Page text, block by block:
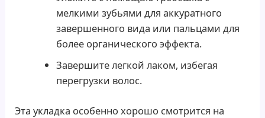
мелкими зубьями для аккуратного
завершенного вида или пальцами для
более органического эффекта.
Завершите легкой лаком, избегая
перегрузки волос.
Эта укладка особенно хорошо смотрится на